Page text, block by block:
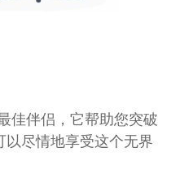
佳伴侣，它帮助您突破
尽情地享受这个无界